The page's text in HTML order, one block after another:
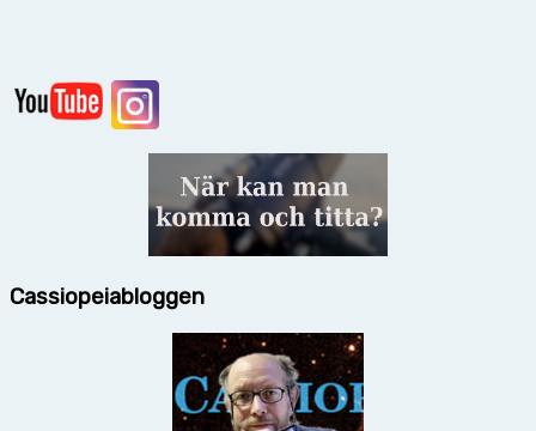
Cassiopeiabloggen